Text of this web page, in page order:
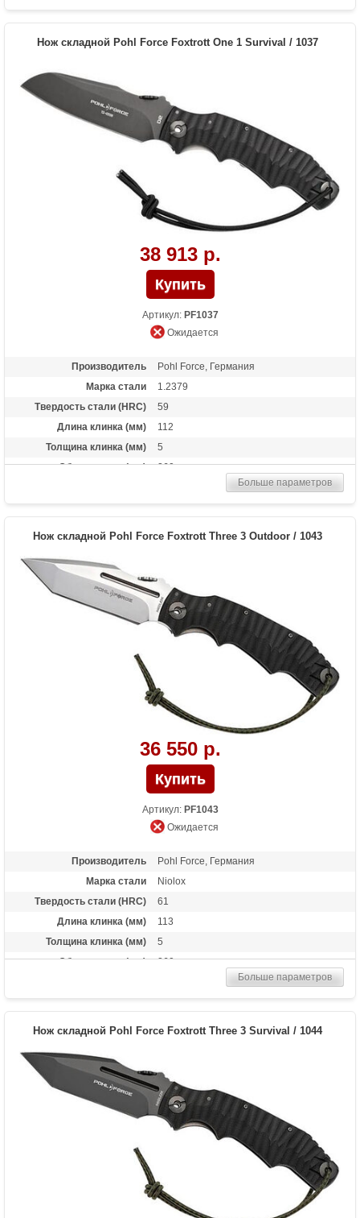
Вес (гр) 220
Нож складной Pohl Force Foxtrott One 1 Survival / 1037
38 913 р.
Артикул: PF1037
Ожидается
Производитель
Pohl Force, Германия
Марка стали
1.2379
Твердость стали (HRC)
59
Длина клинка (мм)
112
Толщина клинка (мм)
5
Общая длина (мм)
260
Вес (гр)
220
Больше параметров
Нож складной Pohl Force Foxtrott Three 3 Outdoor / 1043
36 550 р.
Артикул: PF1043
Ожидается
Производитель
Pohl Force, Германия
Марка стали
Niolox
Твердость стали (HRC)
61
Длина клинка (мм)
113
Толщина клинка (мм)
5
Общая длина (мм)
260
Вес (гр)
220
Больше параметров
Нож складной Pohl Force Foxtrott Three 3 Survival / 1044